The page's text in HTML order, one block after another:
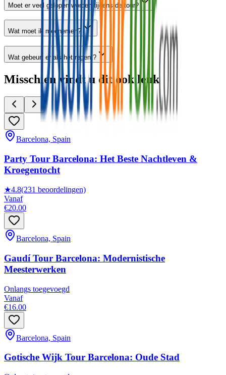
Moet er veel gelopen worden tijdens de tour?
Wat moet ik meenemen?
Wat gebeurt er als het regent?
Misschien vindt u dit ook leuk
Barcelona, Spain
Party Tour Barcelona: Het Beste Nachtleven &
Kroegentocht
★4.8(231 beoordelingen)
Vanaf
€20.00
Barcelona, Spain
Gaudí Tour Barcelona: Modernistische
Meesterwerken
Onlangs toegevoegd
Vanaf
€16.00
Barcelona, Spain
Gotische Wijk Tour Barcelona: Oude Stad